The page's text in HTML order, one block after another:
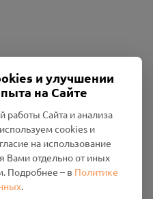
«Смоленский
и улучшении
на Сайте
работы Сайта и анализа
cookies и
на использование
Вами отдельно от иных
Подробнее – в Политике
.